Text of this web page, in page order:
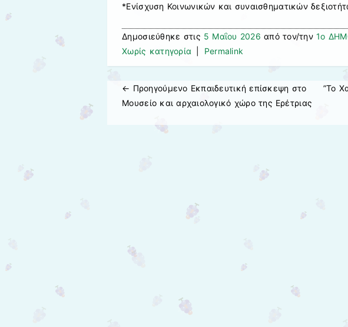
*Ενίσχυση Κοινωνικών και συναισθηματικών
Δημοσιεύθηκε στις 5 Μαΐου 2026 από τον/την1ο
Χωρίς κατηγορία
Permalink
Πλοήγηση άρθρων
← Προηγούμενo Εκπαιδευτική επίσκεψη στο
Μουσείο και αρχαιολογικό χώρο της Ερέτριας
”Το